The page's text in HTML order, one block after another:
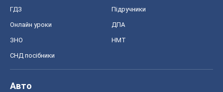
ГДЗ Підручники
Онлайн уроки ДПА
ЗНО НМТ
СНД посібники
Авто